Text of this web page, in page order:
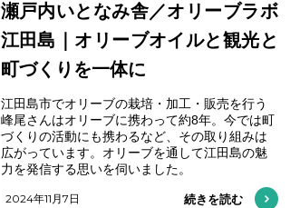
瀬戸内いとなみ舎／オリーブラボ
江田島｜オリーブオイルと観光と
町づくりを一体に
江田島市でオリーブの栽培・加工・販売を行う
峰尾さんはオリーブに携わって約8年。今では町
づくりの活動にも携わるなど、その取り組みは
広がっています。オリーブを通して江田島の魅
力を発信する思いを伺いました。
2024年11月7日 続きを読む